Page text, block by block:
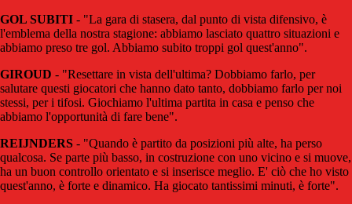
GOL SUBITI - "La gara di stasera, dal punto di vista difensivo, è
l'emblema della nostra stagione: abbiamo lasciato quattro situazioni e
abbiamo preso tre gol. Abbiamo subito troppi gol quest'anno".
GIROUD - "Resettare in vista dell'ultima? Dobbiamo farlo, per
salutare questi giocatori che hanno dato tanto, dobbiamo farlo per noi
stessi, per i tifosi. Giochiamo l'ultima partita in casa e penso che
abbiamo l'opportunità di fare bene".
REIJNDERS - "Quando è partito da posizioni più alte, ha perso
qualcosa. Se parte più basso, in costruzione con uno vicino e si muove,
ha un buon controllo orientato e si inserisce meglio. E' ciò che ho visto
quest'anno, è forte e dinamico. Ha giocato tantissimi minuti, è forte".